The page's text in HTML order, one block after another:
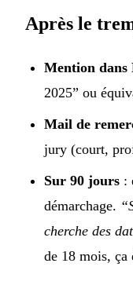
Après le
Mention dans
2025” ou
Mail de
jury (court,
Sur 90 jours :
démarchage.
cherche des
de 18 mois, ça